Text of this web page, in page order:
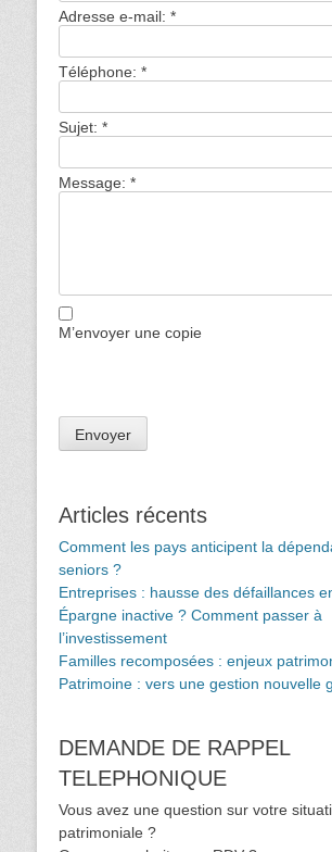
Adresse e-mail: *
Téléphone: *
Sujet: *
Message: *
M’envoyer une copie
Articles récents
Comment les pays anticipent la
seniors ?
Entreprises : hausse des défaillances
Épargne inactive ? Comment passer à
l’investissement
Familles recomposées : enjeux
Patrimoine : vers une gestion nouvelle
DEMANDE DE RAPPEL
TELEPHONIQUE
Vous avez une question sur votre
patrimoniale ?